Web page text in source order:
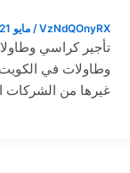
VzNdQOnyRX
/ مايو 21, 2023
تأجير كراسي
وطاولات في
غيرها من الشركات